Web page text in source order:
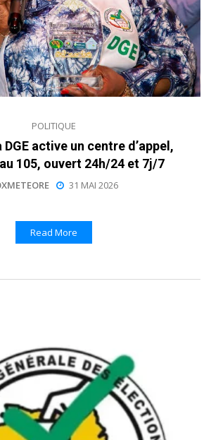
POLITIQUE
active un centre d’appel,
105, ouvert 24h/24 et 7j/7
31 MAI 2026
Read More